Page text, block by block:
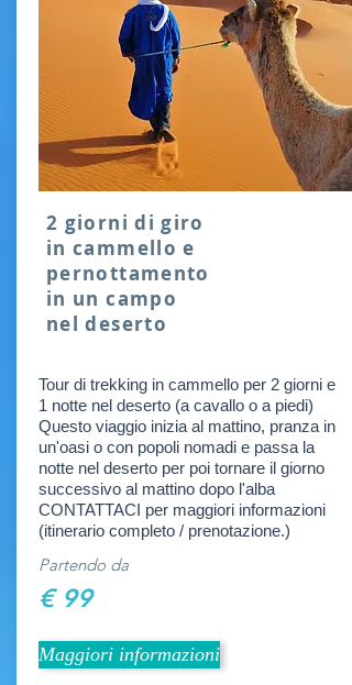
2 giorni di giro
in cammello e
pernottamento
in un campo
nel deserto
Tour di trekking in cammello per 2 giorni e
1 notte nel deserto (a cavallo o a piedi)
Questo viaggio inizia al mattino, pranza in
un'oasi o con popoli nomadi e passa la
notte nel deserto per poi tornare il giorno
successivo al mattino dopo l'alba
CONTATTACI per maggiori informazioni
(itinerario completo / prenotazione.)
Partendo da
€ 99
Maggiori informazioni